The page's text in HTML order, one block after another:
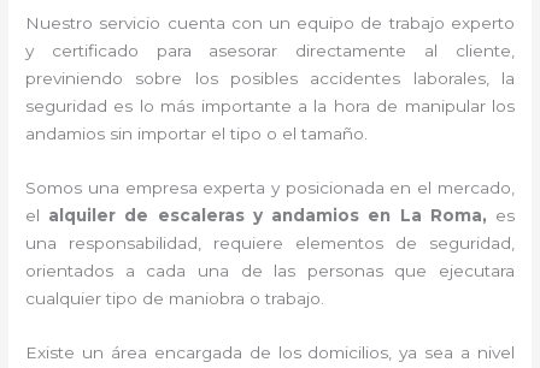
Nuestro servicio cuenta con un equipo de trabajo experto
y certificado para asesorar directamente al cliente,
previniendo sobre los posibles accidentes laborales, la
seguridad es lo más importante a la hora de manipular los
andamios sin importar el tipo o el tamaño.
Somos una empresa experta y posicionada en el mercado,
el alquiler de escaleras y andamios en La Roma, es
una responsabilidad, requiere elementos de seguridad,
orientados a cada una de las personas que ejecutara
cualquier tipo de maniobra o trabajo.
Existe un área encargada de los domicilios, ya sea a nivel